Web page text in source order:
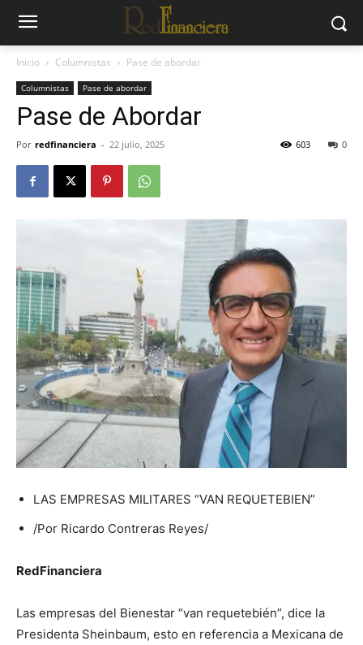
Inicio Columnistas Pase de abordar
Columnistas Pase de abordar
Pase de Abordar
Por redfinanciera - 22 julio, 2025 0
603
LAS EMPRESAS MILITARES “VAN REQUETEBIEN”
/Por Ricardo Contreras Reyes/
RedFinanciera
Las empresas del Bienestar “van requetebién”, dice la
Presidenta Sheinbaum, esto en referencia a Mexicana de